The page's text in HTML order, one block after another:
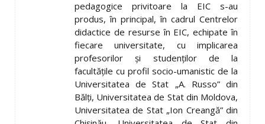
pedagogice privitoare la EIC s-au
produs, în principal, în cadrul Centrelor
didactice de resurse în EIC, echipate în
fiecare universitate, cu implicarea
profesorilor și studenților de la
facultățile cu profil socio-umanistic de la
Universitatea de Stat „A. Russo” din
Bălți, Universitatea de Stat din Moldova,
Universitatea de Stat „Ion Creangă” din